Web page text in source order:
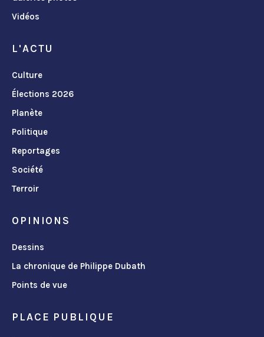
Vidéos
L'ACTU
Culture
Élections 2026
Planète
Politique
Reportages
Société
Terroir
OPINIONS
Dessins
La chronique de Philippe Dubath
Points de vue
PLACE PUBLIQUE